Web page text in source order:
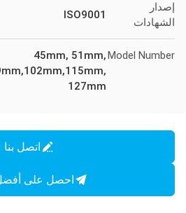
إصدار
الشهادات
ISO9001
Model Number
45mm, 51mm,
127mm
اتصل بنا
احصل على